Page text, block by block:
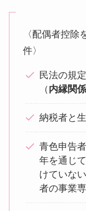
〈配偶者控
件〉
民法の規
（内縁関
納税者と
青色申告
年を通じ
けていな
者の事業